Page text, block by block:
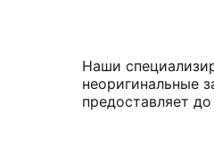
Наши
неоригинальные
предоставляет